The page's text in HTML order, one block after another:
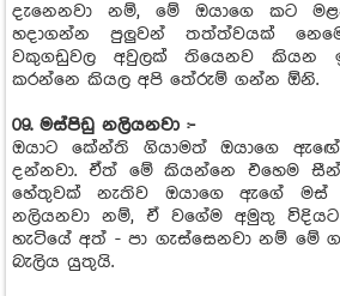
දැනෙනවා නම්, මේ ඔයාගෙ කට
හදාගන්න පුලුවන් තත්ත්වයක්
වකුගඩුවල අවුලක් තියෙනව කියන
කරන්නෙ කියල අපි තේරුම් ගන්න ඕනි.
09. මස්පිඩු නලියනවා :-
ඔයාට කේන්ති ගියාමත් ඔයාගෙ
දන්නවා. ඒත් මේ කියන්නෙ එහෙම
හේතුවක් නැතිව ඔයාගෙ ඇගේ
නලියනවා නම්, ඒ වගේම අමුතු
හැටියේ අත් - පා ගැස්සෙනවා නම් මේ
බැලිය යුතුයි.